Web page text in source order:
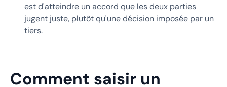
est d'atteindre un accord que les deux parties
jugent juste, plutôt qu'une décision imposée par un
tiers.
Comment saisir un